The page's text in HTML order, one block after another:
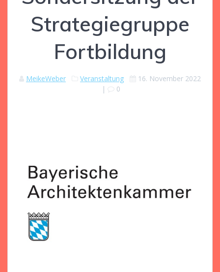
Strategiegruppe
Fortbildung
MeikeWeber Veranstaltung
16. November 2022
|
0